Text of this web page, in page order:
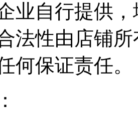
业自行提供
法性由店铺
何保证责任。